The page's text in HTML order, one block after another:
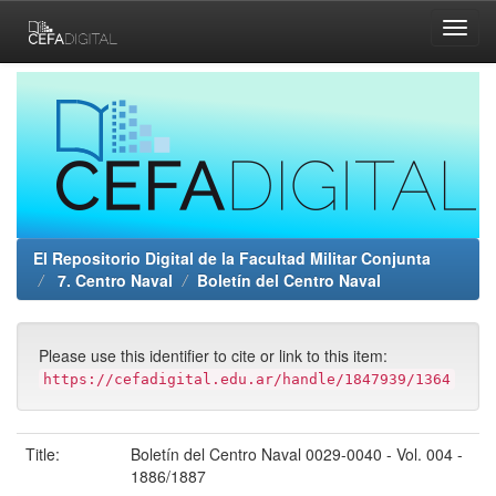
navigation
El Repositorio Digital de la Facultad Militar Conjunta
7. Centro Naval
Boletín del Centro Naval
Please use this identifier to cite or link to this item:
https://cefadigital.edu.ar/handle/1847939/1364
Title:
Boletín del Centro Naval 0029-0040 - Vol. 004 -
1886/1887